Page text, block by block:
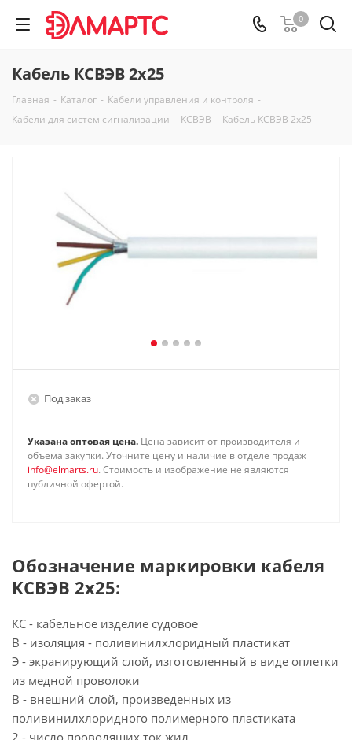
0
Кабель КСВЭВ 2х25
Главная - Каталог - Кабели управления и контроля -
Кабели для систем сигнализации - КСВЭВ - Кабель КСВЭВ 2х25
Под заказ
Указана оптовая цена. Цена зависит от производителя и
объема закупки. Уточните цену и наличие в отделе продаж
info@elmarts.ru. Стоимость и изображение не являются
публичной офертой.
Обозначение маркировки кабеля
КСВЭВ 2х25:
КС - кабельное изделие судовое
В - изоляция - поливинилхлоридный пластикат
Э - экранирующий слой, изготовленный в виде оплетки
из медной проволоки
В - внешний слой, произведенных из
поливинилхлоридного полимерного пластиката
2 - число проводящих ток жил